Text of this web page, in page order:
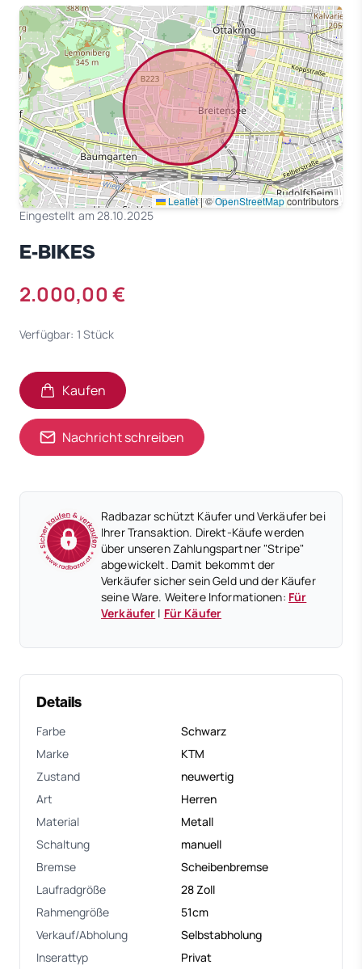
Leaflet|©OpenStreetMapcontributors
Eingestellt am 28.10.2025
E-BIKES
2.000,00 €
Verfügbar: 1 Stück
Kaufen
Nachricht schreiben
Radbazar schützt Käufer und Verkäufer bei
Ihrer Transaktion. Direkt-Käufe werden
über unseren Zahlungspartner "Stripe"
abgewickelt. Damit bekommt der
Verkäufer sicher sein Geld und der Käufer
seine Ware. Weitere Informationen: Für
Verkäufer | Für Käufer
Details
Farbe
Schwarz
Marke
KTM
Zustand
neuwertig
Art
Herren
Material
Metall
Schaltung
manuell
Bremse
Scheibenbremse
Laufradgröße
28 Zoll
Rahmengröße
51cm
Verkauf/Abholung
Selbstabholung
Inserattyp
Privat